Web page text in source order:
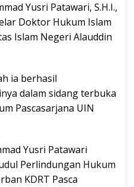
Yusri Patawari, S.H.I.,
Doktor Hukum Islam
Islam Negeri Alauddin
ia berhasil
dalam sidang terbuka
Pascasarjana UIN
Yusri Patawari
Perlindungan Hukum
KDRT Pasca